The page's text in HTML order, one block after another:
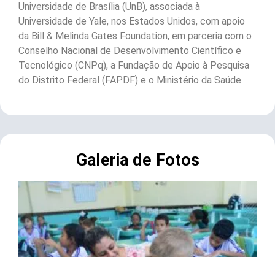
Universidade de Brasília (UnB), associada à
Universidade de Yale, nos Estados Unidos, com apoio
da Bill & Melinda Gates Foundation, em parceria com o
Conselho Nacional de Desenvolvimento Científico e
Tecnológico (CNPq), a Fundação de Apoio à Pesquisa
do Distrito Federal (FAPDF) e o Ministério da Saúde.
Galeria de Fotos